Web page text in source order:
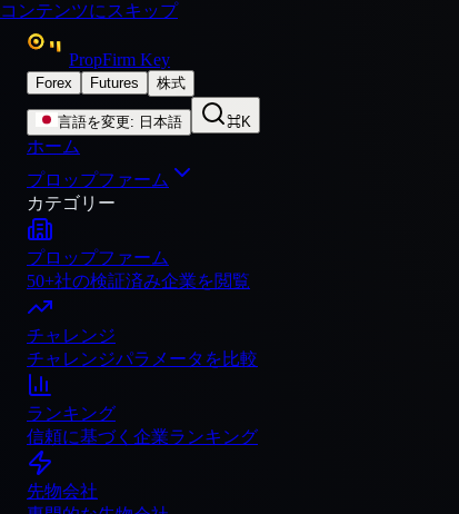
コンテンツにスキップ
PropFirm Key
Forex Futures 株式
言語を変更: 日本語 ⌘K
ホーム
プロップファーム
カテゴリー
プロップファーム
50+社の検証済み企業を閲覧
チャレンジ
チャレンジパラメータを比較
ランキング
信頼に基づく企業ランキング
先物会社